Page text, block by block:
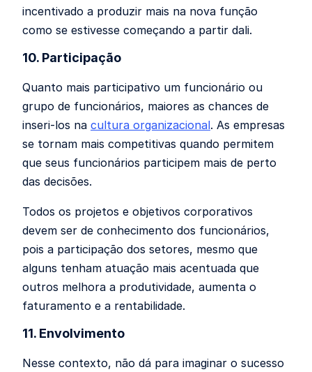
incentivado a produzir mais na nova função
como se estivesse começando a partir dali.
10. Participação
Quanto mais participativo um funcionário ou
grupo de funcionários, maiores as chances de
inseri-los na cultura organizacional. As empresas
se tornam mais competitivas quando permitem
que seus funcionários participem mais de perto
das decisões.
Todos os projetos e objetivos corporativos
devem ser de conhecimento dos funcionários,
pois a participação dos setores, mesmo que
alguns tenham atuação mais acentuada que
outros melhora a produtividade, aumenta o
faturamento e a rentabilidade.
11. Envolvimento
Nesse contexto, não dá para imaginar o sucesso